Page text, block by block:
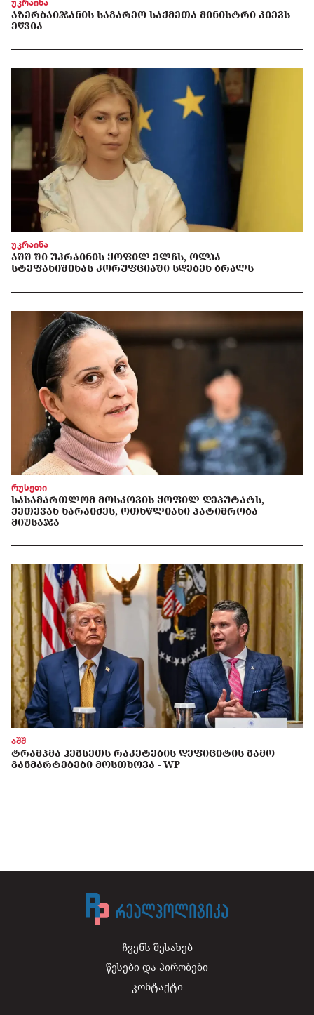
უკრაინა
ᲐᲖᲔᲠᲑᲐᲘᲯᲐᲜᲘᲡ ᲡᲐᲒᲐᲠᲔᲝ ᲡᲐᲥᲛᲔᲗᲐ ᲛᲘᲜᲘᲡᲢᲠᲘ ᲙᲘᲔᲕᲡ
ᲔᲬᲕᲘᲐ
უკრაინა
ᲐᲨᲨ-ᲨᲘ ᲣᲙᲠᲐᲘᲜᲘᲡ ᲧᲝᲤᲘᲚ ᲔᲚᲩᲡ, ᲝᲚᲰᲐ
ᲡᲢᲔᲤᲐᲜᲘᲨᲘᲜᲐᲡ ᲙᲝᲠᲣᲤᲪᲘᲐᲨᲘ ᲡᲓᲔᲑᲔᲜ ᲑᲠᲐᲚᲡ
რუსეთი
ᲡᲐᲡᲐᲛᲐᲠᲗᲚᲝᲛ ᲛᲝᲡᲙᲝᲕᲘᲡ ᲧᲝᲤᲘᲚ ᲓᲔᲞᲣᲢᲐᲢᲡ,
ᲥᲔᲗᲔᲕᲐᲜ ᲮᲐᲠᲐᲘᲫᲔᲡ, ᲝᲗᲮᲬᲚᲘᲐᲜᲘ ᲞᲐᲢᲘᲛᲠᲝᲑᲐ
ᲛᲘᲣᲡᲐᲯᲐ
აშშ
ᲢᲠᲐᲛᲞᲛᲐ ᲰᲔᲒᲡᲔᲗᲡ ᲠᲐᲙᲔᲢᲔᲑᲘᲡ ᲓᲔᲤᲘᲪᲘᲢᲘᲡ ᲒᲐᲛᲝ
ᲒᲐᲜᲛᲐᲠᲢᲔᲑᲔᲑᲘ ᲛᲝᲡᲗᲮᲝᲕᲐ - WP
ჩვენს შესახებ
წესები და პირობები
კონტაქტი